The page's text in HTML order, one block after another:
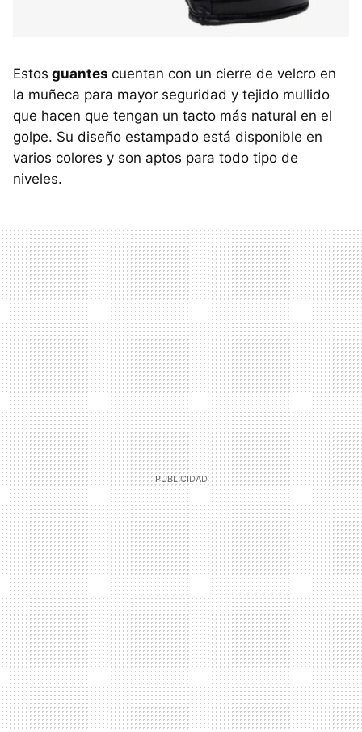
Estos guantes cuentan con un cierre de velcro en
la muñeca para mayor seguridad y tejido mullido
que hacen que tengan un tacto más natural en el
golpe. Su diseño estampado está disponible en
varios colores y son aptos para todo tipo de
niveles.